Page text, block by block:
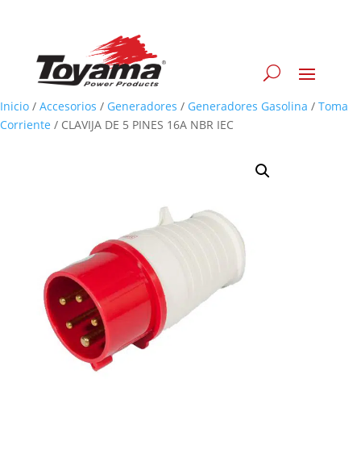
Inicio / Accesorios / Generadores / Generadores Gasolina / Toma
Corriente / CLAVIJA DE 5 PINES 16A NBR IEC